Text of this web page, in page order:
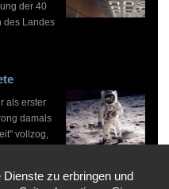
der 40
des Landes
als erster
damals
vollzog,
zu erbringen und